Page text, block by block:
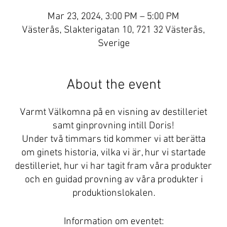
Mar 23, 2024, 3:00 PM – 5:00 PM
Västerås, Slakterigatan 10, 721 32 Västerås,
Sverige
About the event
Varmt Välkomna på en visning av destilleriet
samt ginprovning intill Doris!
Under två timmars tid kommer vi att berätta
om ginets historia, vilka vi är, hur vi startade
destilleriet, hur vi har tagit fram våra produkter
och en guidad provning av våra produkter i
produktionslokalen.
Information om eventet: